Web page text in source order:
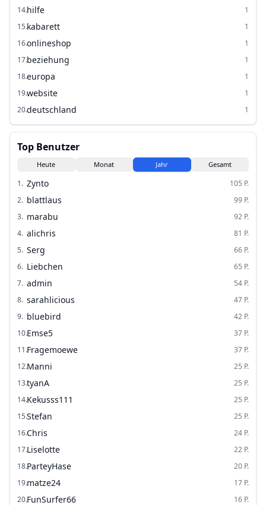
14.hilfe
1
15.kabarett
1
16.onlineshop
1
17.beziehung
1
18.europa
1
19.website
1
20.deutschland 1
Top Benutzer
Heute Monat Jahr Gesamt
1. Zynto 105 P.
2. blattlaus 99 P.
3. marabu 92 P.
4. alichris 81 P.
5. Serg 66 P.
6. Liebchen 65 P.
7. admin 54 P.
8. sarahlicious 47 P.
9. bluebird 42 P.
10.Emse5 37 P.
11.Fragemoewe 37 P.
12.Manni 25 P.
13.tyanA 25 P.
14.Kekusss111 25 P.
15.Stefan 25 P.
16.Chris 24 P.
17.Liselotte 22 P.
18.ParteyHase 20 P.
19.matze24 17 P.
20.FunSurfer66 16 P.